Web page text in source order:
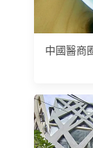
中國醫商